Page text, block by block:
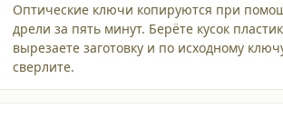
Оптические ключи копируются при
дрели за пять минут. Берёте кусок
вырезаете заготовку и по исходному
сверлите.